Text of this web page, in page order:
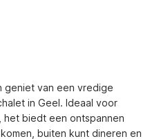
geniet van een vredige
in Geel. Ideaal voor
biedt een ontspannen
buiten kunt dineren en